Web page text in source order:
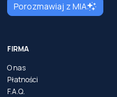
Porozmawiaj z MIA
FIRMA
O nas
Płatności
F.A.Q.